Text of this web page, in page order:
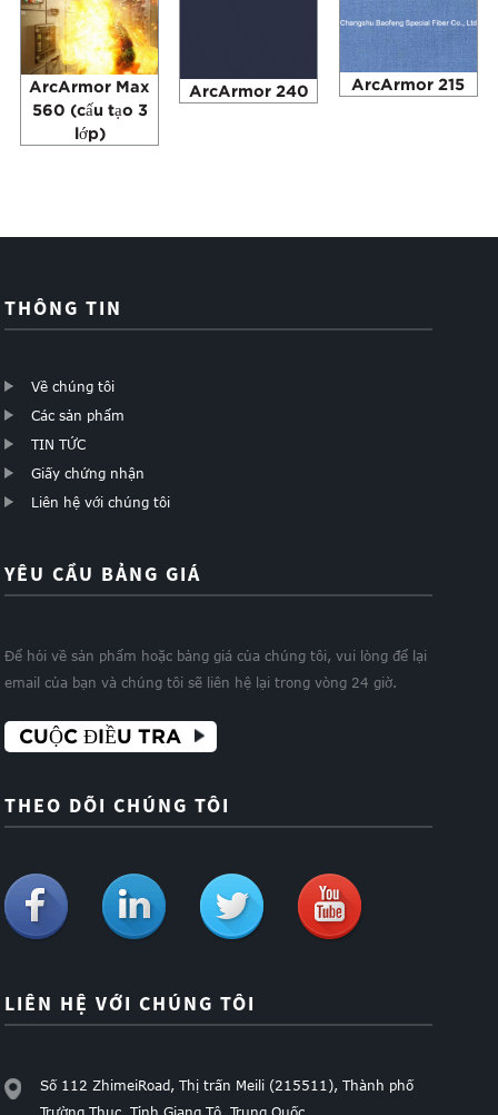
ArcArmor Max
560 (cấu tạo 3
lớp)
ArcArmor 240 ArcArmor 215
THÔNG TIN
Về chúng tôi
Các sản phẩm
TIN TỨC
Giấy chứng nhận
Liên hệ với chúng tôi
YÊU CẦU BẢNG GIÁ
Để hỏi về sản phẩm hoặc bảng giá của chúng tôi, vui lòng để lại
email của bạn và chúng tôi sẽ liên hệ lại trong vòng 24 giờ.
CUỘC ĐIỀU TRA
THEO DÕI CHÚNG TÔI
LIÊN HỆ VỚI CHÚNG TÔI
Số 112 ZhimeiRoad, Thị trấn Meili (215511), Thành phố
Trường Thục, Tỉnh Giang Tô, Trung Quốc.